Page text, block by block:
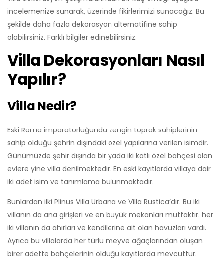
incelemenize sunarak, üzerinde fikirlerimizi sunacağız. Bu
şekilde daha fazla dekorasyon alternatifine sahip
olabilirsiniz. Farklı bilgiler edinebilirsiniz.
Villa Dekorasyonları Nasıl
Yapılır?
Villa Nedir?
Eski Roma imparatorluğunda zengin toprak sahiplerinin
sahip olduğu şehrin dışındaki özel yapılarına verilen isimdir.
Günümüzde şehir dışında bir yada iki katlı özel bahçesi olan
evlere yine villa denilmektedir. En eski kayıtlarda villaya dair
iki adet isim ve tanımlama bulunmaktadır.
Bunlardan ilki Plinus Villa Urbana ve Villa Rustica’dır. Bu iki
villanın da ana girişleri ve en büyük mekanları mutfaktır. her
iki villanın da ahırları ve kendilerine ait olan havuzları vardı.
Ayrıca bu villalarda her türlü meyve ağaçlarından oluşan
birer adette bahçelerinin olduğu kayıtlarda mevcuttur.